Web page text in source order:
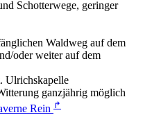
Schotterwege, geringer
Waldweg auf dem
oder weiter auf dem
Ulrichskapelle
ganzjährig möglich
Rein ↱